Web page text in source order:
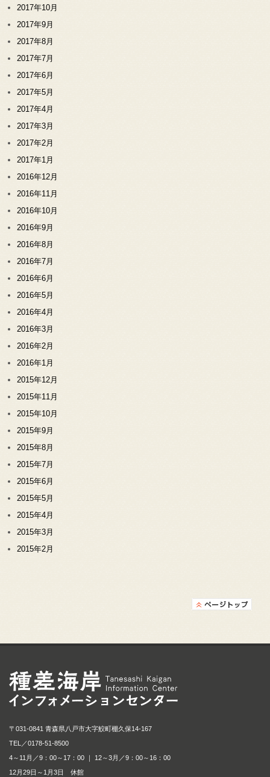
2017年10月
2017年9月
2017年8月
2017年7月
2017年6月
2017年5月
2017年4月
2017年3月
2017年2月
2017年1月
2016年12月
2016年11月
2016年10月
2016年9月
2016年8月
2016年7月
2016年6月
2016年5月
2016年4月
2016年3月
2016年2月
2016年1月
2015年12月
2015年11月
2015年10月
2015年9月
2015年8月
2015年7月
2015年6月
2015年5月
2015年4月
2015年3月
2015年2月
〒031-0841 青森県八戸市大字鮫町棚久保14-167
TEL／0178-51-8500
4～11月／9：00～17：00 ｜ 12～3月／9：00～16：00
12月29日～1月3日 休館